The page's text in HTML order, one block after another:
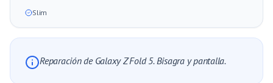
Slim
Reparación de Galaxy Z Fold 5. Bisagra y pantalla.